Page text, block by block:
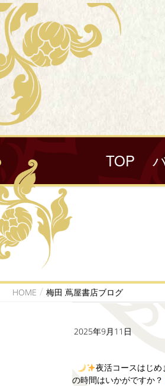
TOP
HOME 梅田 蔦屋書店ブログ
2025年9月11日
夜活コースはじめ
の時間はいかがですか？